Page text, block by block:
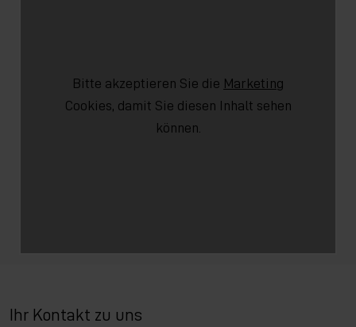
Bitte akzeptieren Sie die Marketing
Cookies, damit Sie diesen Inhalt sehen
können.
Ihr Kontakt zu uns